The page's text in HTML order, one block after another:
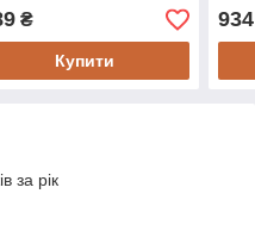
₴
Купити
934
за рік